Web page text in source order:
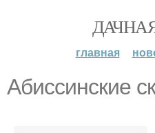
главная
Абиссинские